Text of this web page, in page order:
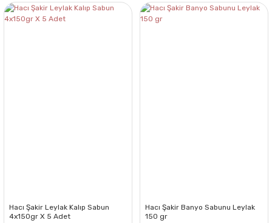
Hacı Şakir Leylak Kalıp Sabun
4x150gr X 5 Adet
Hacı Şakir Banyo Sabunu Leylak
150 gr